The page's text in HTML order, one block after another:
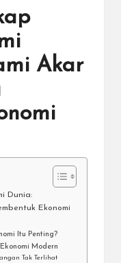
Akar
Dunia:
Ekonomi
Itu Penting?
Modern
Tak Terlihat